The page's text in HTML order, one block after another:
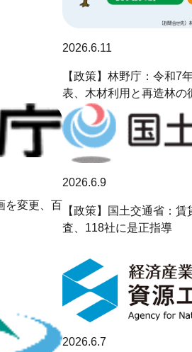
2026.6.11
【政策】林野庁：令和7
表、木材利用と再造林の
を変更、百
2026.6.9
【政策】国土交通省：
査、118社に是正指導
2026.6.7